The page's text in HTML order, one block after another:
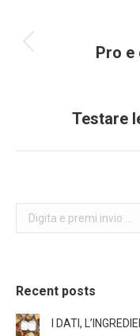
Pro e
Testare
Search:
Recent posts
I DATI,